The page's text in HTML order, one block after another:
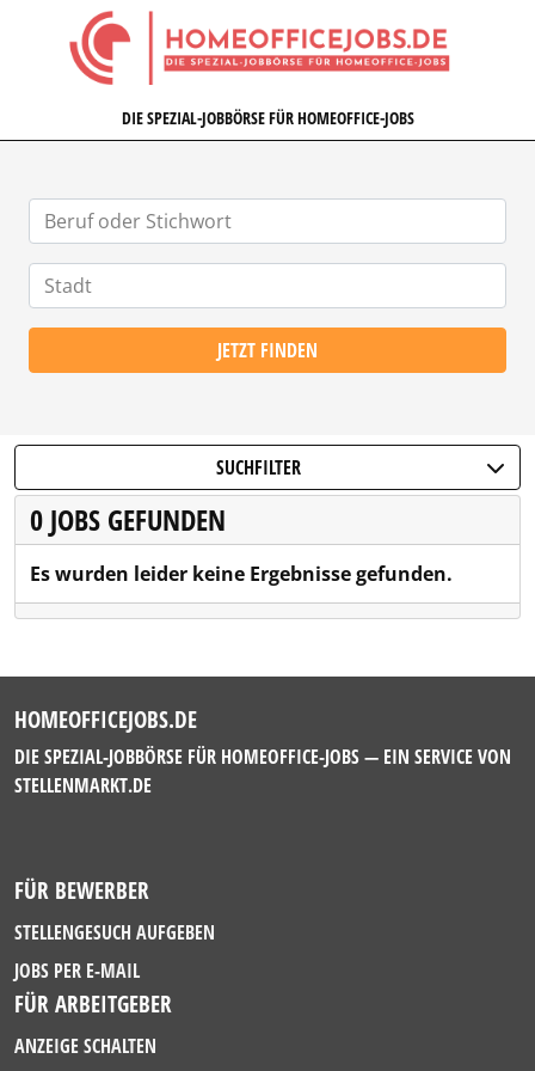
HOMEOFFICEJOBS.DE
DIE SPEZIAL-JOBBÖRSE FÜR HOMEOFFICE-JOBS
JETZT FINDEN
SUCHFILTER
0 JOBS GEFUNDEN
Es wurden leider keine Ergebnisse gefunden.
HOMEOFFICEJOBS.DE
DIE SPEZIAL-JOBBÖRSE FÜR HOMEOFFICE-JOBS — EIN SERVICE VON
STELLENMARKT.DE
FÜR BEWERBER
STELLENGESUCH AUFGEBEN
JOBS PER E-MAIL
FÜR ARBEITGEBER
ANZEIGE SCHALTEN